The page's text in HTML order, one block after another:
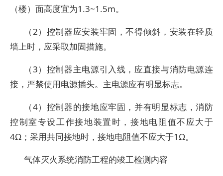
（楼）面高度宜为1.3~1.5m。
（2）控制器应安装牢固，不得倾斜，安装在轻质
墙上时，应采取加固措施。
（3）控制器主电源引入线，应直接与消防电源连
接，严禁使用电源插头。主电源应有明显标志。
（4）控制器的接地应牢固，并有明显标志，消防
控制室专设工作接地装置时，接地电阻值不应大于
4Ω；采用共同接地时，接地电阻值不应大于1Ω。
气体灭火系统消防工程的竣工检测内容